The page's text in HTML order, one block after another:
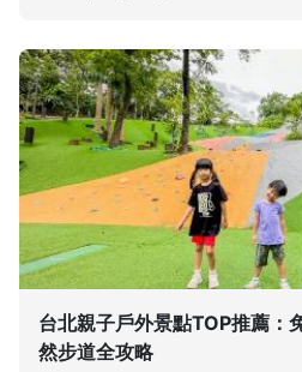
台北親子戶外景點TOP推薦：
然步道全攻略